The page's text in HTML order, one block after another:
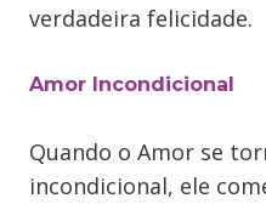
verdadeira felicidade.
Amor Incondicional
Quando o Amor se
incondicional, ele